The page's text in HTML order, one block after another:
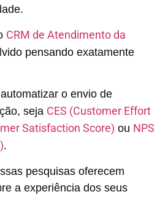
CRM de Atendimento da
pensando exatamente
o envio de
seja CES (Customer Effort
Satisfaction Score) ou NPS
.
pesquisas oferecem
a experiência dos seus